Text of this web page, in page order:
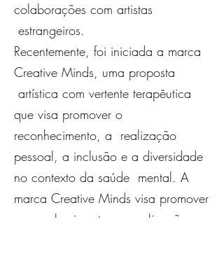
colaborações com artistas
estrangeiros.
Recentemente, foi iniciada a marca
Creative Minds, uma proposta
artística com vertente terapêutica
que visa promover o
reconhecimento, a realização
pessoal, a inclusão e a diversidade
no contexto da saúde mental. A
marca Creative Minds visa promover
o reconhecimento, a realização